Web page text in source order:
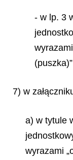
- w lp. 3
7) w
a) w tytule
wyrazami